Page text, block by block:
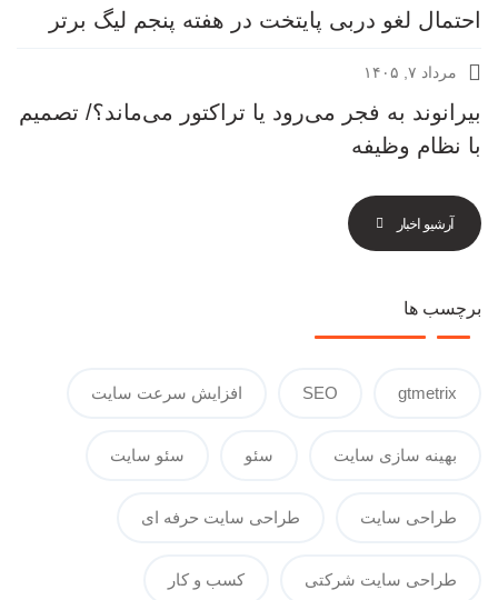
احتمال لغو دربی پایتخت در هفته پنجم لیگ برتر
مرداد ۷, ۱۴۰۵
بیرانوند به فجر می‌رود یا تراکتور می‌ماند؟/ تصمیم
با نظام وظیفه
آرشیو اخبار
برچسب ها
gtmetrix
SEO افزایش سرعت سایت
بهینه سازی سایت سئو سئو سایت
طراحی سایت طراحی سایت حرفه ای
طراحی سایت شرکتی کسب و کار